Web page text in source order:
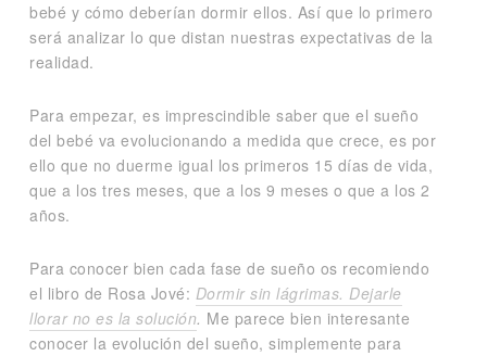
bebé y cómo deberían dormir ellos. Así que lo primero
será analizar lo que distan nuestras expectativas de la
realidad.
Para empezar, es imprescindible saber que el sueño
del bebé va evolucionando a medida que crece, es por
ello que no duerme igual los primeros 15 días de vida,
que a los tres meses, que a los 9 meses o que a los 2
años.
Para conocer bien cada fase de sueño os recomiendo
el libro de Rosa Jové: Dormir sin lágrimas. Dejarle
llorar no es la solución. Me parece bien interesante
conocer la evolución del sueño, simplemente para